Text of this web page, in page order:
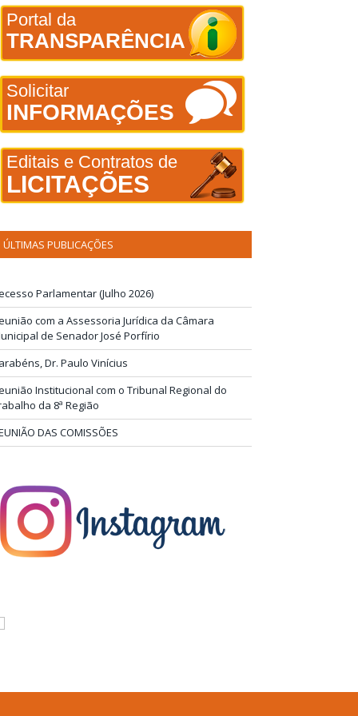
Portal da
TRANSPARÊNCIA
Solicitar
INFORMAÇÕES
Editais e Contratos de
LICITAÇÕES
ÚLTIMAS PUBLICAÇÕES
Parlamentar (Julho 2026)
com a Assessoria Jurídica da Câmara
de Senador José Porfírio
Dr. Paulo Vinícius
Institucional com o Tribunal Regional do
da 8ª Região
DAS COMISSÕES